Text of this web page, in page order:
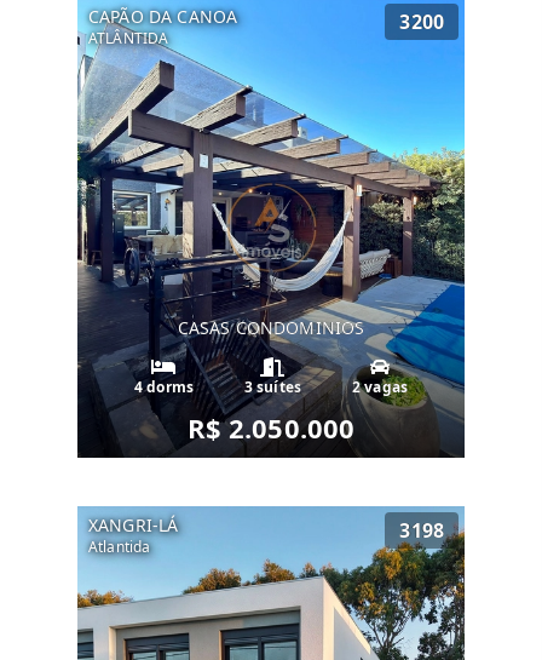
CAPÃO DA CANOA
ATLÂNTIDA
3200
CASAS CONDOMINIOS
4 dorms 3 suítes 2 vagas
R$ 2.050.000
XANGRI-LÁ
Atlantida
3198